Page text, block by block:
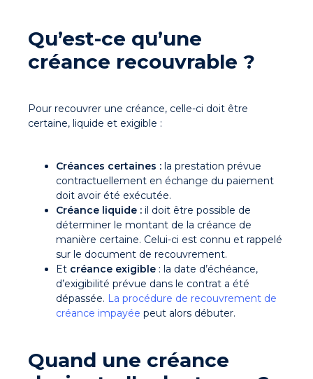
Qu’est-ce qu’une
créance recouvrable ?
Pour recouvrer une créance, celle-ci doit être
certaine, liquide et exigible :
Créances certaines : la prestation prévue
contractuellement en échange du paiement
doit avoir été exécutée.
Créance liquide : il doit être possible de
déterminer le montant de la créance de
manière certaine. Celui-ci est connu et rappelé
sur le document de recouvrement.
Et créance exigible : la date d’échéance,
d’exigibilité prévue dans le contrat a été
dépassée. La procédure de recouvrement de
créance impayée peut alors débuter.
Quand une créance